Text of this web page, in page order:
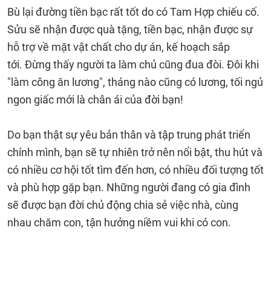
Bù lại đường tiền bạc rất tốt do có Tam Hợp chiếu cố.
Sửu sẽ nhận được quà tặng, tiền bạc, nhận được sự
hỗ trợ về mặt vật chất cho dự án, kế hoạch sắp
tới. Đừng thấy người ta làm chủ cũng đua đòi. Đôi khi
"làm công ăn lương", tháng nào cũng có lương, tối ngủ
ngon giấc mới là chân ái của đời bạn!
Do bạn thật sự yêu bản thân và tập trung phát triển
chính mình, bạn sẽ tự nhiên trở nên nổi bật, thu hút và
có nhiều cơ hội tốt tìm đến hơn, có nhiều đối tượng tốt
và phù hợp gặp bạn. Những người đang có gia đình
sẽ được bạn đời chủ động chia sẻ việc nhà, cùng
nhau chăm con, tận hưởng niềm vui khi có con.